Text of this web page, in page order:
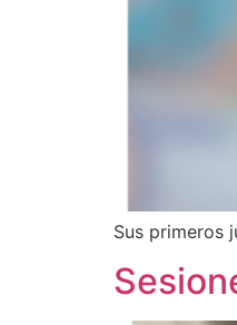
Sus primeros